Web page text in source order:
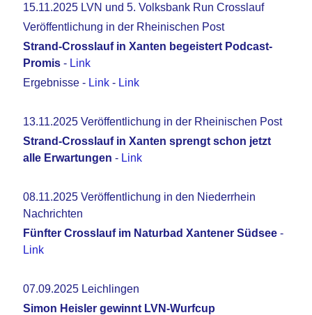
15.11.2025 LVN und 5. Volksbank Run Crosslauf
Veröffentlichung in der Rheinischen Post
Strand-Crosslauf in Xanten begeistert Podcast-
Promis - Link
Ergebnisse - Link - Link
13.11.2025 Veröffentlichung in der Rheinischen Post
Strand-Crosslauf in Xanten sprengt schon jetzt
alle Erwartungen - Link
08.11.2025 Veröffentlichung in den Niederrhein
Nachrichten
Fünfter Crosslauf im Naturbad Xantener Südsee -
Link
07.09.2025 Leichlingen
Simon Heisler gewinnt LVN-Wurfcup